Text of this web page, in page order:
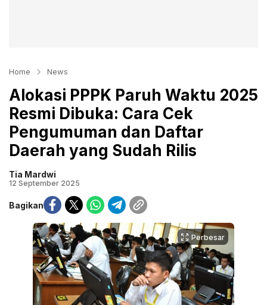
Home News
Alokasi PPPK Paruh Waktu 2025
Resmi Dibuka: Cara Cek
Pengumuman dan Daftar
Daerah yang Sudah Rilis
Tia Mardwi
12 September 2025
Bagikan
Perbesar